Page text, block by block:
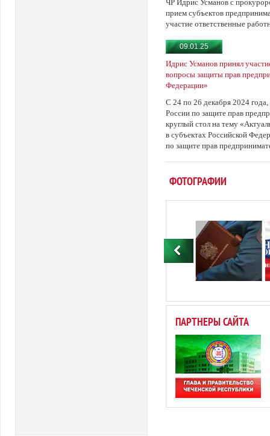
ЧР Идрис Усманов с
прием субъектов
участие ответственные
09.01.25
Идрис Усманов принял
вопросы защиты прав
Федерации»
С 24 по 26 декабря 2024
России по защите прав
круглый стол на тему
в субъектах Российской
по защите прав
ФОТОГРАФИИ
ПАРТНЕРЫ САЙТА